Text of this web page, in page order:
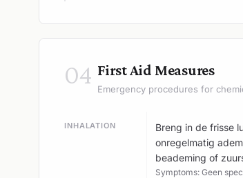
04 First Aid Measures
Emergency procedures for
INHALATION
Breng in de frisse
onregelmatig
beademing of
Symptoms: Geen